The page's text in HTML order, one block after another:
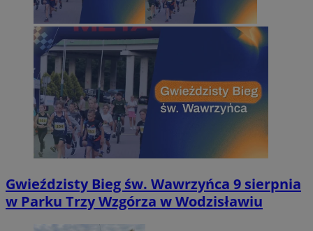
Gwieździsty Bieg św. Wawrzyńca 9 sierpnia
w Parku Trzy Wzgórza w Wodzisławiu